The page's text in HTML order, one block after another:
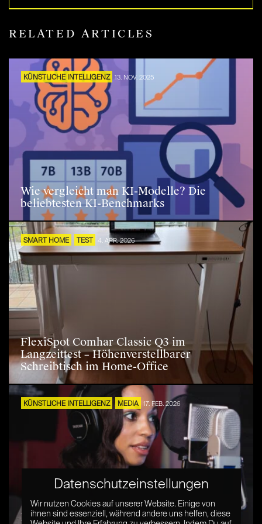
RELATED ARTICLES
KÜNSTLICHE INTELLIGENZ 13. NOV. 2025
Wie vergleicht man KI-Modelle? Die
beliebtesten KI-Benchmarks
SMART HOME TEST 4. APR. 2026
FlexiSpot Comhar Classic Q3 im
Langzeittest – Höhenverstellbarer
Schreibtisch im Home-Office
KÜNSTLICHE INTELLIGENZ MEDIA 17. FEB. 2026
Deutsche Synchronsprecher*innen
Datenschutzeinstellungen
Wir nutzen Cookies auf unserer Website. Einige von
ihnen sind essenziell, während andere uns helfen, diese